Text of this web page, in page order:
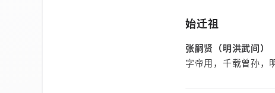
始迁祖
张嗣贤（明洪武间）
字帝用，千载曾孙，